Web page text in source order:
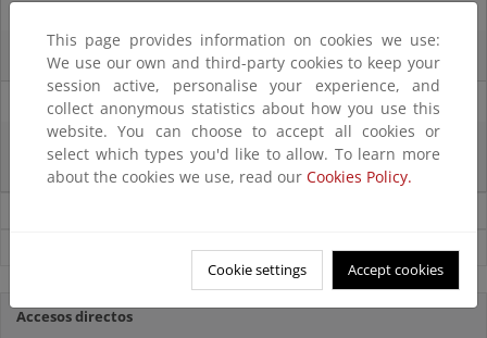
El censo de aves del Parque Nacional de las Tablas bate récords históricos
27/06/2025
La reunión ministerial de OSPAR refuerza la acción conjunta para proteger
el Atlántico Nordeste
Ver todas las noticias
Accesos directos
This page provides information on cookies we use:
We use our own and third-party cookies to keep your
session active, personalise your experience, and
collect anonymous statistics about how you use this
website. You can choose to accept all cookies or
select which types you'd like to allow. To learn more
about the cookies we use, read our Cookies Policy.
Cookie settings Accept cookies